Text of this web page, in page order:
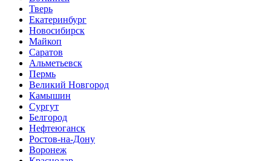
Тверь
Екатеринбург
Новосибирск
Майкоп
Саратов
Альметьевск
Пермь
Великий Новгород
Камышин
Сургут
Белгород
Нефтеюганск
Ростов-на-Дону
Воронеж